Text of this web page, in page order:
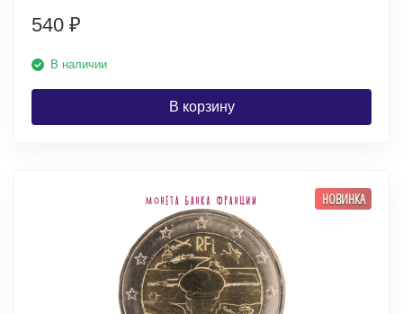
540 ₽
В наличии
В корзину
НОВИНКА